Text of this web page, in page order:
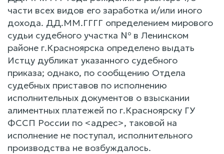
части всех видов его заработка и/или иного
дохода. ДД.ММ.ГГГГ определением мирового
судьи судебного участка № в Ленинском
районе г.Красноярска определено выдать
Истцу дубликат указанного судебного
приказа; однако, по сообщению Отдела
судебных приставов по исполнению
исполнительных документов о взыскании
алиментных платежей по г.Красноярску ГУ
ФССП России по <адрес>, таковой на
исполнение не поступал, исполнительного
производства не возбуждалось.